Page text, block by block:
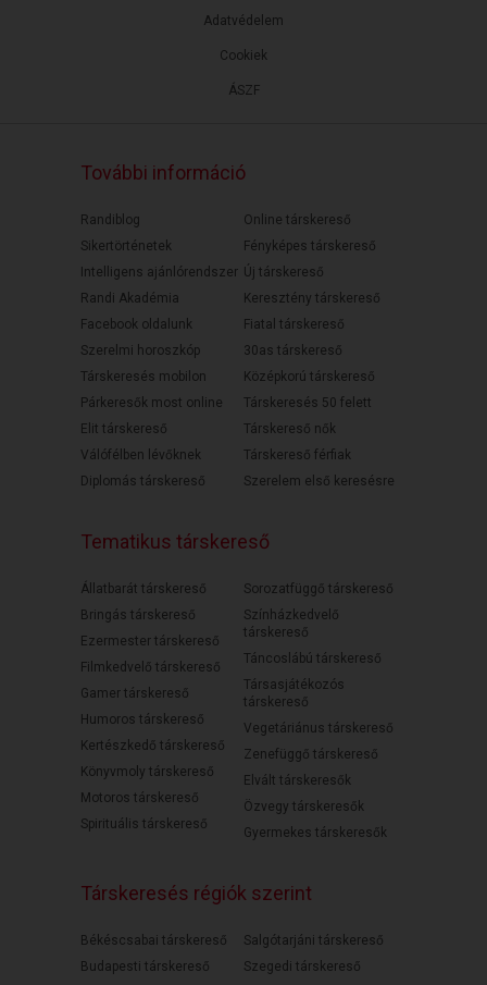
ÁSZF
Adatvédelem
Cookiek
További információ
Randiblog
Sikertörténetek
Intelligens ajánlórendszer
Randi Akadémia
Facebook oldalunk
Szerelmi horoszkóp
Társkeresés mobilon
Párkeresők most online
Elit társkereső
Válófélben lévőknek
Diplomás társkereső
Online társkereső
Fényképes társkereső
Új társkereső
Keresztény társkereső
Fiatal társkereső
30as társkereső
Középkorú társkereső
Társkeresés 50 felett
Társkereső nők
Társkereső férfiak
Szerelem első keresésre
Tematikus társkereső
Állatbarát társkereső
Bringás társkereső
Ezermester társkereső
Filmkedvelő társkereső
Gamer társkereső
Humoros társkereső
Kertészkedő társkereső
Könyvmoly társkereső
Motoros társkereső
Spirituális társkereső
Sorozatfüggő társkereső
Színházkedvelő
társkereső
Táncoslábú társkereső
Társasjátékozós
társkereső
Vegetáriánus társkereső
Zenefüggő társkereső
Elvált társkeresők
Özvegy társkeresők
Gyermekes társkeresők
Társkeresés régiók szerint
Békéscsabai társkereső
Budapesti társkereső
Salgótarjáni társkereső
Szegedi társkereső